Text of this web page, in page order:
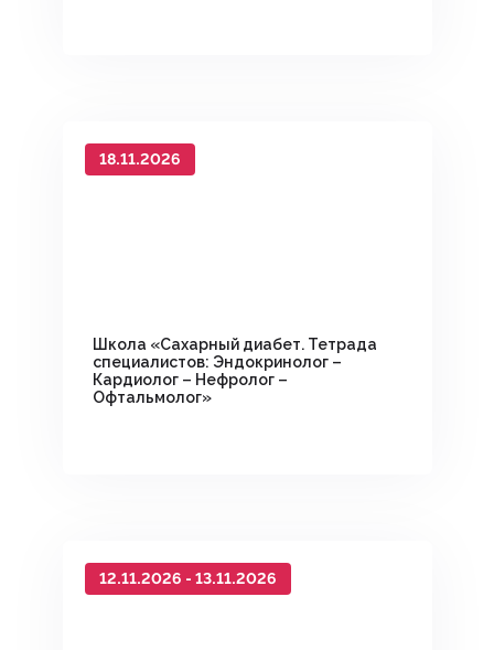
18.11.2026
Школа «Сахарный диабет. Тетрада
специалистов: Эндокринолог –
Кардиолог – Нефролог –
Офтальмолог»
12.11.2026 - 13.11.2026